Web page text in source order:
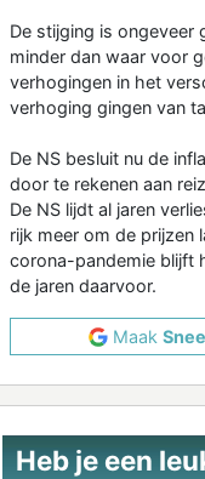
De stijging is ongeveer
minder dan waar voor
verhogingen in het
verhoging gingen van
De NS besluit nu de
door te rekenen aan
De NS lijdt al jaren
rijk meer om de prijzen
corona-pandemie blijft
de jaren daarvoor.
Maak
Heb je een